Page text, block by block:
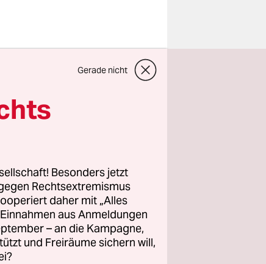
Gerade nicht
Besonders jetzt
Rechtsextremismus
daher mit „Alles
aus Anmeldungen
– an die Kampagne,
und Freiräume sichern will,